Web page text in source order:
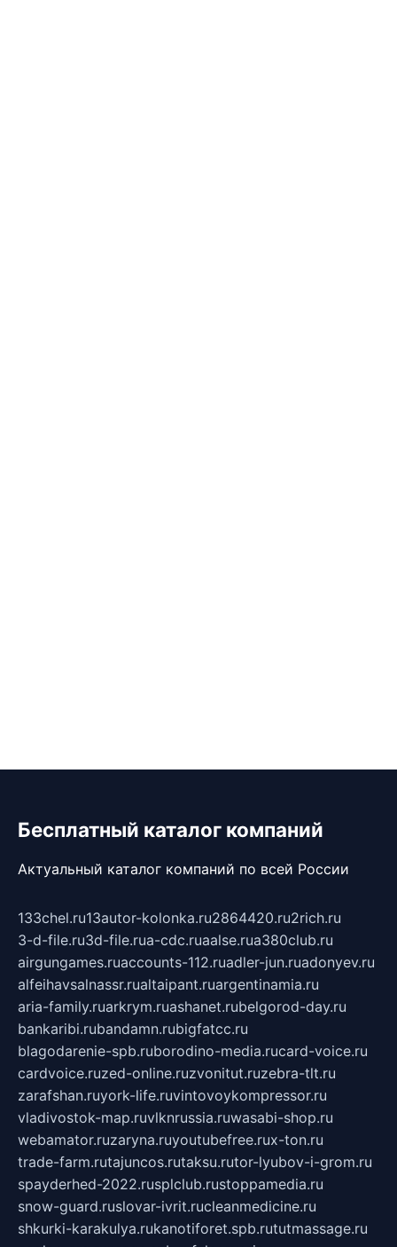
Бесплатный каталог компаний
Актуальный каталог компаний по всей России
133chel.ru13autor-kolonka.ru2864420.ru2rich.ru
3-d-file.ru3d-file.rua-cdc.ruaalse.rua380club.ru
airgungames.ruaccounts-112.ruadler-jun.ruadonyev.ru
alfeihavsalnassr.rualtaipant.ruargentinamia.ru
aria-family.ruarkrym.ruashanet.rubelgorod-day.ru
bankaribi.rubandamn.rubigfatcc.ru
blagodarenie-spb.ruborodino-media.rucard-voice.ru
cardvoice.ruzed-online.ruzvonitut.ruzebra-tlt.ru
zarafshan.ruyork-life.ruvintovoykompressor.ru
vladivostok-map.ruvlknrussia.ruwasabi-shop.ru
webamator.ruzaryna.ruyoutubefree.rux-ton.ru
trade-farm.rutajuncos.rutaksu.rutor-lyubov-i-grom.ru
spayderhed-2022.rusplclub.rustoppamedia.ru
snow-guard.ruslovar-ivrit.rucleanmedicine.ru
shkurki-karakulya.rukanotiforet.spb.rututmassage.ru